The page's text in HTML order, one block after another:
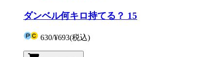
ダンベル何キロ持てる？ 15
630/¥693(税込)